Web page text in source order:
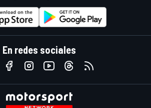
En redes sociales